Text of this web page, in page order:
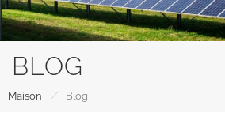
BLOG
Maison / Blog